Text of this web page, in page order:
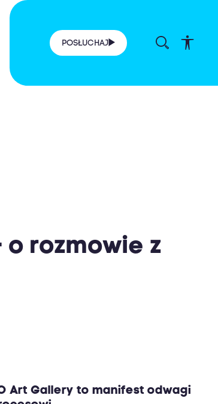
POSŁUCHAJ
o rozmowie z
Art Gallery to manifest odwagi